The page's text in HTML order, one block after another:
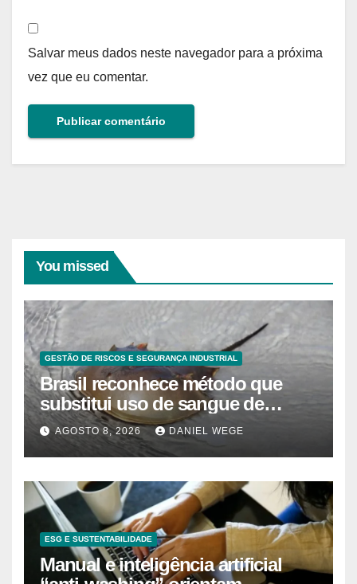
Salvar meus dados neste navegador para a próxima
vez que eu comentar.
You missed
GESTÃO DE RISCOS E SEGURANÇA INDUSTRIAL
Brasil reconhece método que
substitui uso de sangue de
caranguejo-ferradura em testes
farmacêuticos
AGOSTO 8, 2026 DANIEL WEGE
ESG E SUSTENTABILIDADE
Manual e inteligência artificial